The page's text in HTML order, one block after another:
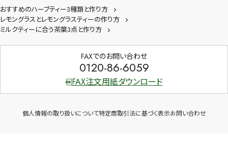
おすすめのハーブティー3種類と作り方
レモングラスとレモングラスティーの作り方
ミルクティーに合う茶葉3点と作り方
FAXでのお問い合わせ
0120-86-6059
FAX注文用紙ダウンロード
個人情報の取り扱いについて特定商取引法に基づく表示お問い合わせ